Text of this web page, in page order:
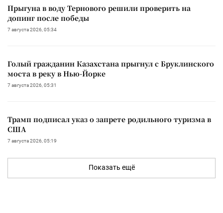
Прыгуна в воду Тернового решили проверить на
допинг после победы
7 августа 2026, 05:34
Голый гражданин Казахстана прыгнул с Бруклинского
моста в реку в Нью-Йорке
7 августа 2026, 05:31
Трамп подписал указ о запрете родильного туризма в
США
7 августа 2026, 05:19
Показать ещё